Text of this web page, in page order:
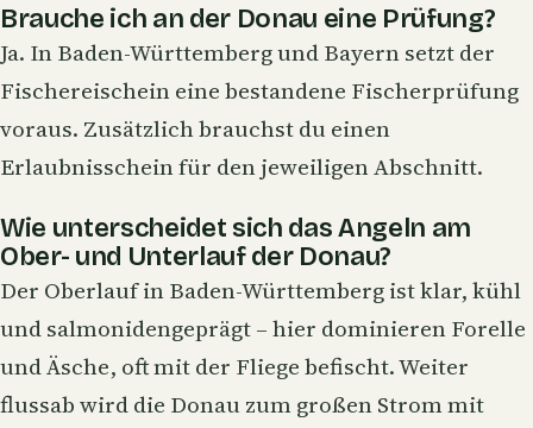
Brauche ich an der Donau eine Prüfung?
Ja. In Baden-Württemberg und Bayern setzt der
Fischereischein eine bestandene Fischerprüfung
voraus. Zusätzlich brauchst du einen
Erlaubnisschein für den jeweiligen Abschnitt.
Wie unterscheidet sich das Angeln am
Ober- und Unterlauf der Donau?
Der Oberlauf in Baden-Württemberg ist klar, kühl
und salmonidengeprägt – hier dominieren Forelle
und Äsche, oft mit der Fliege befischt. Weiter
flussab wird die Donau zum großen Strom mit